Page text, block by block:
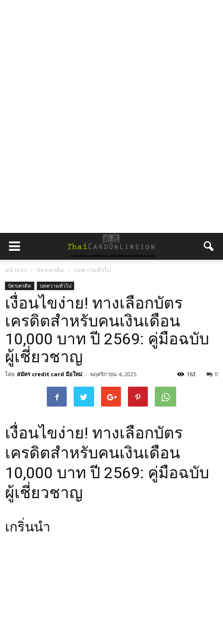
หน้าแรก บัตรเครดิต บทความทั่วไป
บัตรเครดิต บทความทั่วไป
เงื่อนไขง่าย! ทางเลือกบัตร
เครดิตสำหรับคนเงินเดือน
10,000 บาท ปี 2569: คู่มือฉบับ
ผู้เชี่ยวชาญ
โดย สมัคร credit card มือใหม่ - พฤศจิกายน 4, 2025 0
163
เงื่อนไขง่าย! ทางเลือกบัตร
เครดิตสำหรับคนเงินเดือน
10,000 บาท ปี 2569: คู่มือฉบับ
ผู้เชี่ยวชาญ
เกริ่นนำ